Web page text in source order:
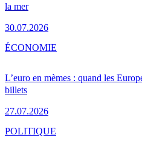
la mer
30.07.2026
L’euro en mèmes : quand les
billets
27.07.2026
ÉCONOMIE
POLITIQUE